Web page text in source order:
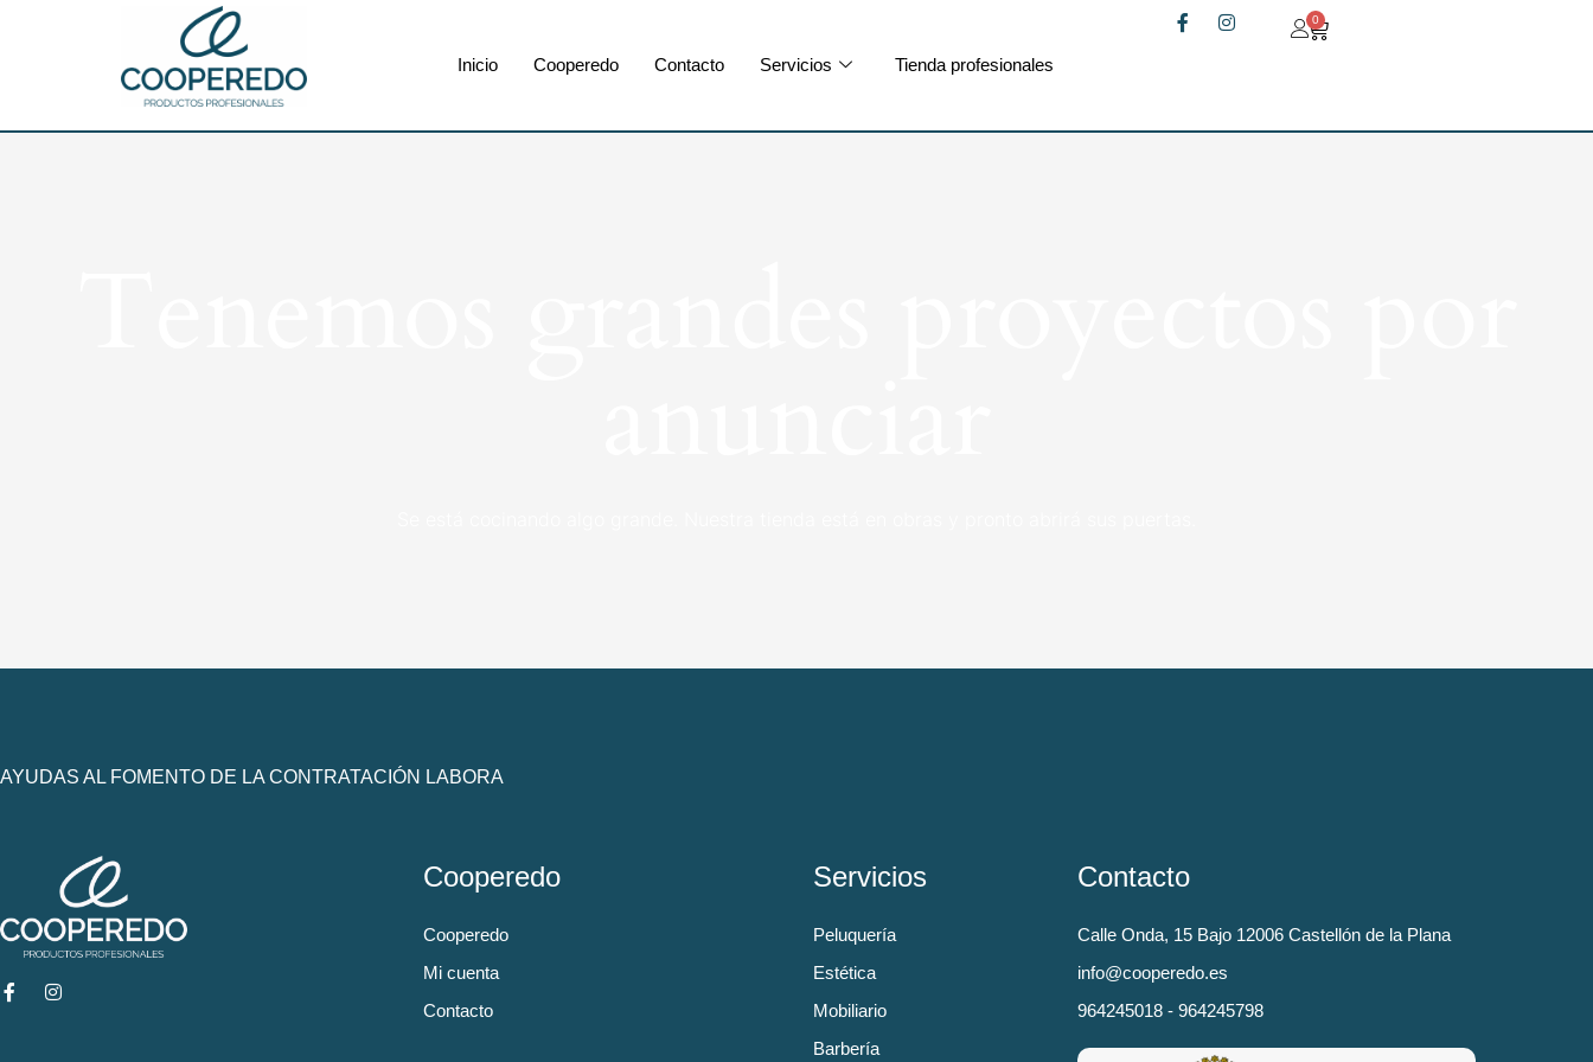
Inicio Cooperedo Contacto Servicios Tienda profesionales
0
AYUDAS AL FOMENTO DE LA CONTRATACIÓN LABORA
Cooperedo
Cooperedo
Mi cuenta
Contacto
Servicios
Peluquería
Estética
Mobiliario
Barbería
Contacto
Calle Onda, 15 Bajo 12006 Castellón de la Plana
info@cooperedo.es
964245018 - 964245798